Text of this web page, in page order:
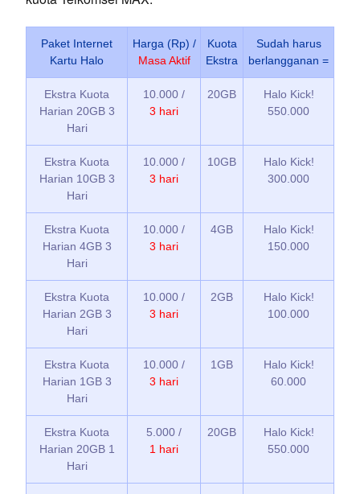
Paket Internet
Kartu Halo
Harga (Rp) /
Masa Aktif
Kuota
Ekstra
Sudah harus
berlangganan =
Ekstra Kuota
Harian 20GB 3
Hari
10.000 /
3 hari
20GB
Halo Kick!
550.000
Ekstra Kuota
Harian 10GB 3
Hari
10.000 /
3 hari
10GB
Halo Kick!
300.000
Ekstra Kuota
Harian 4GB 3
Hari
10.000 /
3 hari
4GB
Halo Kick!
150.000
Ekstra Kuota
Harian 2GB 3
Hari
10.000 /
3 hari
2GB
Halo Kick!
100.000
Ekstra Kuota
Harian 1GB 3
Hari
10.000 /
3 hari
1GB
Halo Kick!
60.000
Ekstra Kuota
Harian 20GB 1
Hari
5.000 /
1 hari
20GB
Halo Kick!
550.000